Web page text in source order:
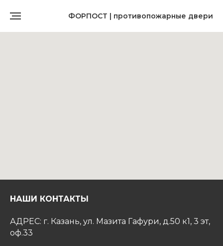
ФОРПОСТ | противопожарные двери
НАШИ КОНТАКТЫ
АДРЕС: г. Казань, ул. Мазита Гафури, д.50 к1, 3 эт,
оф.33